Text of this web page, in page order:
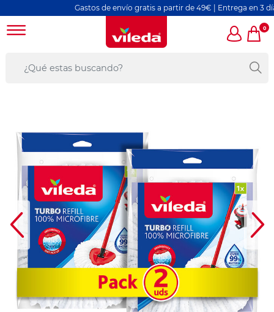
Gastos de envío gratis a partir de 49€ | Entrega en 3 días
0